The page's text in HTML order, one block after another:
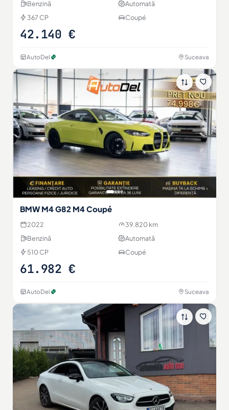
Benzină
Automată
367 CP
Coupé
42.140 €
AutoDel Suceava
BMW M4 G82 M4 Coupé
2022
39.820 km
Benzină
Automată
510 CP
Coupé
61.982 €
AutoDel Suceava